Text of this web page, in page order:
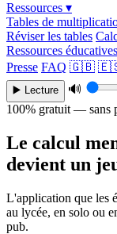
Ressources ▾
Tables de
Réviser les tables
Ressources éducatives
Presse FAQ 🇬🇧
▶️ Lecture
🔊
100% gratuit — sans
Le calcul
devient un
L'application que les
au lycée, en solo ou
pub.